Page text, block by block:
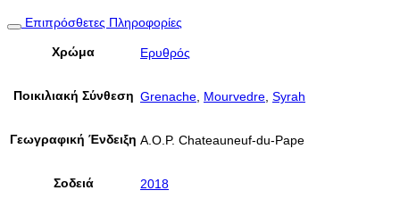
Επιπρόσθετες Πληροφορίες
Χρώμα Ερυθρός
Ποικιλιακή Σύνθεση Grenache Mourvedre Syrah
Γεωγραφική Ένδειξη A.O.P. Chateauneuf-du-Pape
Σοδειά 2018